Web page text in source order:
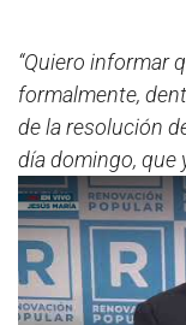
“Quiero informar
formalmente,
de la resolución
día domingo, que